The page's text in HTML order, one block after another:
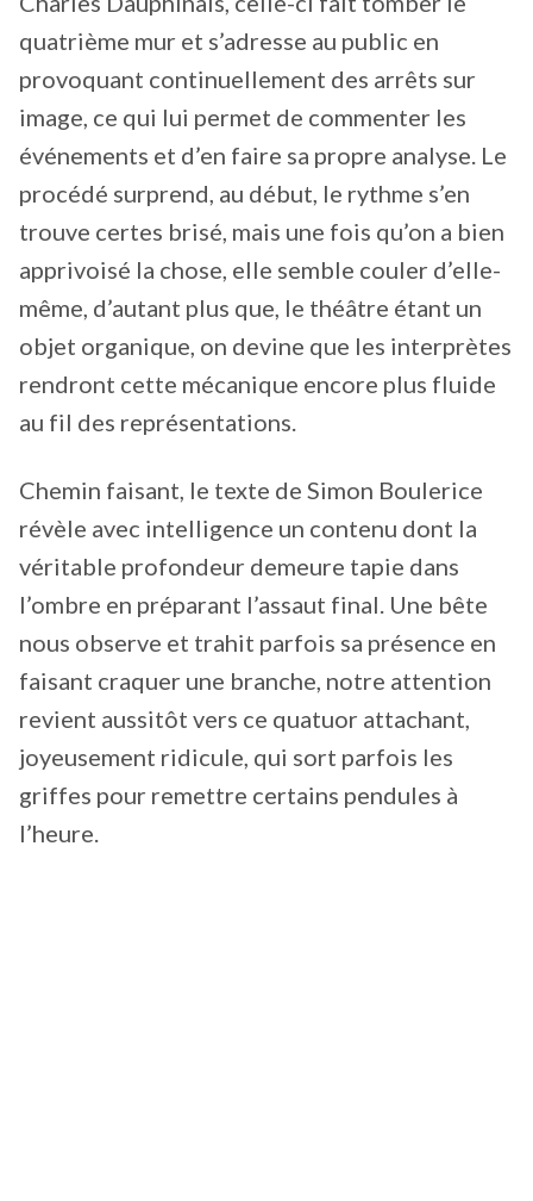
quatrième mur et s’adresse au public en
provoquant continuellement des arrêts sur
image, ce qui lui permet de commenter les
événements et d’en faire sa propre analyse. Le
procédé surprend, au début, le rythme s’en
trouve certes brisé, mais une fois qu’on a bien
apprivoisé la chose, elle semble couler d’elle-
même, d’autant plus que, le théâtre étant un
objet organique, on devine que les interprètes
rendront cette mécanique encore plus fluide
au fil des représentations.
Chemin faisant, le texte de Simon Boulerice
révèle avec intelligence un contenu dont la
véritable profondeur demeure tapie dans
l’ombre en préparant l’assaut final. Une bête
nous observe et trahit parfois sa présence en
faisant craquer une branche, notre attention
revient aussitôt vers ce quatuor attachant,
joyeusement ridicule, qui sort parfois les
griffes pour remettre certains pendules à
l’heure.